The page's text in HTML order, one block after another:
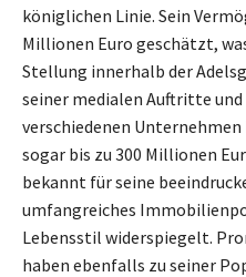
königlichen Linie. Sein
Millionen Euro geschätzt,
Stellung innerhalb der
seiner medialen Auftritte
verschiedenen
sogar bis zu 300 Millionen
bekannt für seine
umfangreiches
Lebensstil widerspiegelt.
haben ebenfalls zu seiner